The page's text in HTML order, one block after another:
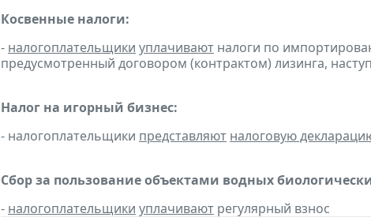
Косвенные налоги:
- налогоплательщики уплачивают налоги по
предусмотренный договором (контрактом) лизинга,
Налог на игорный бизнес:
- налогоплательщики представляют налоговую
Сбор за пользование объектами водных
- налогоплательщики уплачивают регулярный взнос